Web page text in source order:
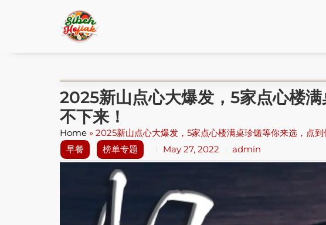
2025新山点心大爆发，5家点心楼
不下来！
Home » 2025新山点心大爆发，5家点心楼满桌珍馐等你来选，点到
早餐
榜单专题 May 27, 2022 admin